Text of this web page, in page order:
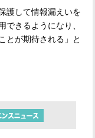
護して情報漏えいを
できるようになり、
とが期待される」と